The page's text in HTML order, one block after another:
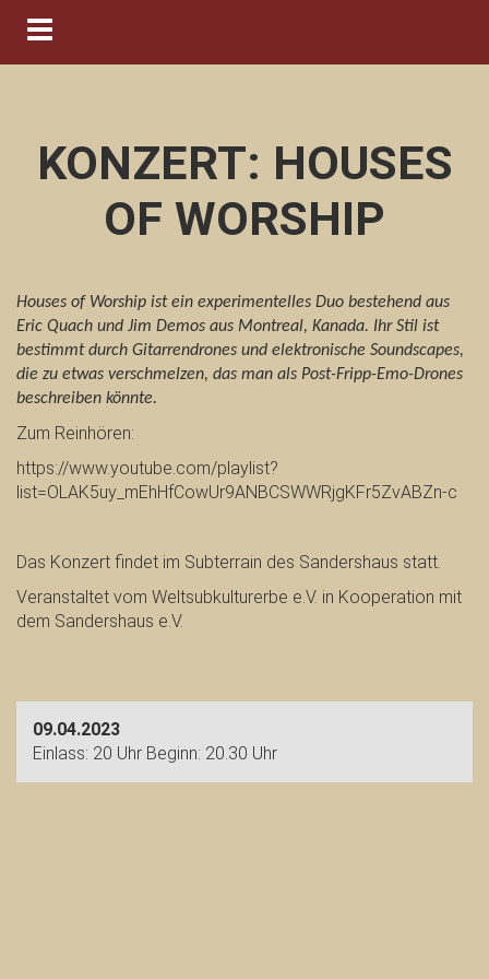
Navigation ein-/ausblenden
KONZERT: HOUSES
OF WORSHIP
Houses of Worship ist ein experimentelles Duo bestehend aus
Eric Quach und Jim Demos aus Montreal, Kanada. Ihr Stil ist
bestimmt durch Gitarrendrones und elektronische Soundscapes,
die zu etwas verschmelzen, das man als Post-Fripp-Emo-Drones
beschreiben könnte.
Zum Reinhören:
https://www.youtube.com/playlist?
list=OLAK5uy_mEhHfCowUr9ANBCSWWRjgKFr5ZvABZn-c
Das Konzert findet im Subterrain des Sandershaus statt.
Veranstaltet vom Weltsubkulturerbe e.V. in Kooperation mit
dem Sandershaus e.V.
09.04.2023
Einlass: 20 Uhr Beginn: 20.30 Uhr